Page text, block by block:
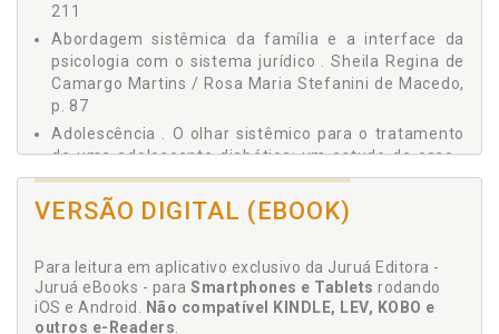
211
Abordagem sistêmica da família e a interface da
psicologia com o sistema jurídico . Sheila Regina de
Camargo Martins / Rosa Maria Stefanini de Macedo,
p. 87
Adolescência . O olhar sistêmico para o tratamento
de uma adolescente diabética: um estudo de caso .
Ida Kublikowski / Ana Carolina Pereira, p. 197
Adolescência . Relacionamentos afetivo - sexuais
deadolescentes vítimas de incesto . Márcia Stengel /
Adriana Leonidas de Oliveira . Contribuições das a
ções de promoção de saúde para qualidade de vida
da população: uma análise na Região do Vale do
VERSÃO DIGITAL (EBOOK)
Para leitura em aplicativo exclusivo da Juruá Editora -
Juruá eBooks - para Smartphones e Tablets rodando
iOS e Android. Não compatível KINDLE, LEV, KOBO e
outros e-Readers.